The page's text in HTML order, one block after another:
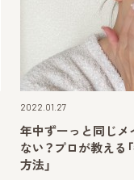
2022.01.27
年中ずーっと同じメ
ない？プロが教える
方法」